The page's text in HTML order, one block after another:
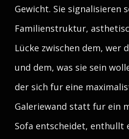
Gewicht. Sie signalisieren
Familienstruktur,
Lücke zwischen dem, wer
und dem, was sie sein
der sich fur eine
Galeriewand statt fur ein
Sofa entscheidet, enthullt